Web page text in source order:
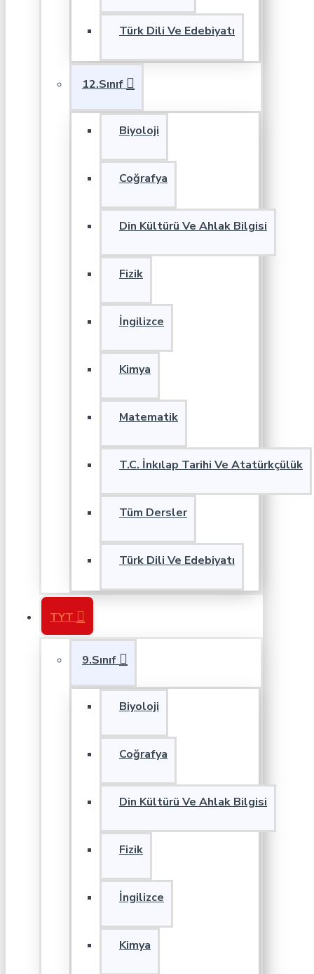
Türk Dili Ve Edebiyatı
12.Sınıf
Biyoloji
Coğrafya
Din Kültürü Ve Ahlak Bilgisi
Fizik
İngilizce
Kimya
Matematik
T.C. İnkılap Tarihi Ve Atatürkçülük
Tüm Dersler
Türk Dili Ve Edebiyatı
TYT
9.Sınıf
Biyoloji
Coğrafya
Din Kültürü Ve Ahlak Bilgisi
Fizik
İngilizce
Kimya